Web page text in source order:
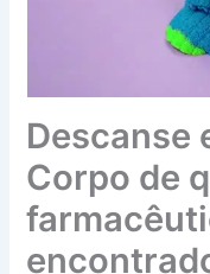
Descanse
Corpo de